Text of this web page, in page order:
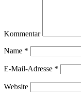
Kommentar
Name *
E-Mail-Adresse *
Website